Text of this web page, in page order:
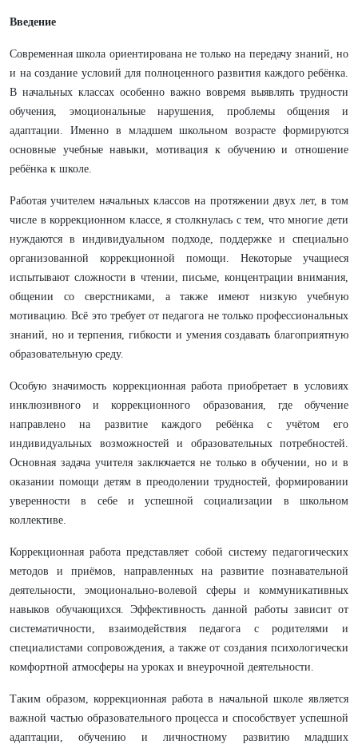
Введение
Современная школа ориентирована не только на передачу знаний, но
и на создание условий для полноценного развития каждого ребёнка.
В начальных классах особенно важно вовремя выявлять трудности
обучения, эмоциональные нарушения, проблемы общения и
адаптации. Именно в младшем школьном возрасте формируются
основные учебные навыки, мотивация к обучению и отношение
ребёнка к школе.
Работая учителем начальных классов на протяжении двух лет, в том
числе в коррекционном классе, я столкнулась с тем, что многие дети
нуждаются в индивидуальном подходе, поддержке и специально
организованной коррекционной помощи. Некоторые учащиеся
испытывают сложности в чтении, письме, концентрации внимания,
общении со сверстниками, а также имеют низкую учебную
мотивацию. Всё это требует от педагога не только профессиональных
знаний, но и терпения, гибкости и умения создавать благоприятную
образовательную среду.
Особую значимость коррекционная работа приобретает в условиях
инклюзивного и коррекционного образования, где обучение
направлено на развитие каждого ребёнка с учётом его
индивидуальных возможностей и образовательных потребностей.
Основная задача учителя заключается не только в обучении, но и в
оказании помощи детям в преодолении трудностей, формировании
уверенности в себе и успешной социализации в школьном
коллективе.
Коррекционная работа представляет собой систему педагогических
методов и приёмов, направленных на развитие познавательной
деятельности, эмоционально-волевой сферы и коммуникативных
навыков обучающихся. Эффективность данной работы зависит от
систематичности, взаимодействия педагога с родителями и
специалистами сопровождения, а также от создания психологически
комфортной атмосферы на уроках и внеурочной деятельности.
Таким образом, коррекционная работа в начальной школе является
важной частью образовательного процесса и способствует успешной
адаптации, обучению и личностному развитию младших